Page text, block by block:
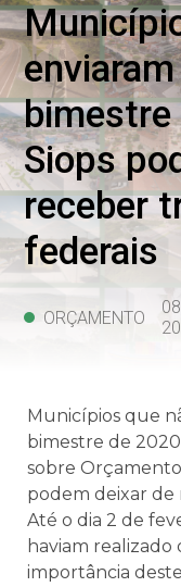
bimestre
Siops
receber
federais
ORÇAMENTO
Municípios que
bimestre de
sobre
podem deixar de
Até o dia 2 de
haviam realizado
importância